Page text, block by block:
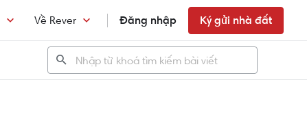
Về Rever Đăng nhập Ký gửi nhà đất